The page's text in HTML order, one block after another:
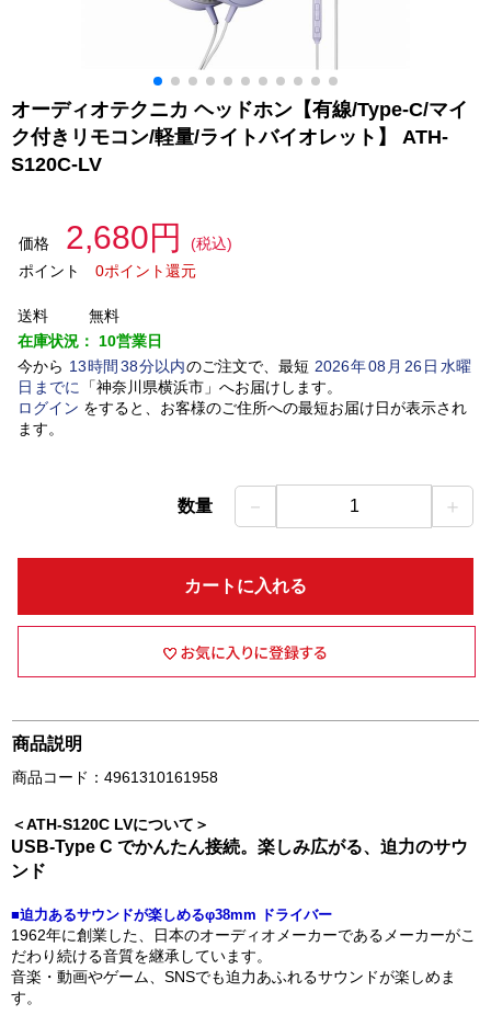
オーディオテクニカ ヘッドホン【有線/Type-C/マイ
ク付きリモコン/軽量/ライトバイオレット】 ATH-
S120C-LV
価格 2,680円
(税込)
ポイント
0ポイント還元
送料
無料
在庫状況： 10営業日
今から 13時間 38分以内のご注文で、最短 2026年08 月 26日水曜
日 までに 「神奈川県横浜市」 へお届けします。
ログイン をすると、お客様のご住所への最短お届け日が表示され
ます。
数量 － 1 ＋
カートに入れる
商品説明
商品コード：4961310161958
＜ATH-S120C LVについて＞
USB-Type C でかんたん接続。楽しみ広がる、迫力のサウ
ンド
■迫力あるサウンドが楽しめるφ38mm ドライバー
1962年に創業した、日本のオーディオメーカーであるメーカーがこ
だわり続ける音質を継承しています。
音楽・動画やゲーム、SNSでも迫力あふれるサウンドが楽しめま
す。